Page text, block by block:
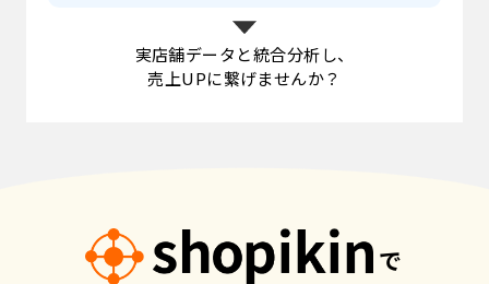
実店舗データと統合分析し、
売上UPに繋げませんか？
で